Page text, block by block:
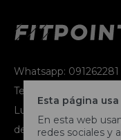
Esta página
En esta web
redes sociales y
Whatsapp: 091262281
Teléfono: 2716 9991
Lunes a jueves de
de 14:00 a 17:45,